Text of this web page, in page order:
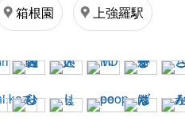
箱根園 上強羅駅